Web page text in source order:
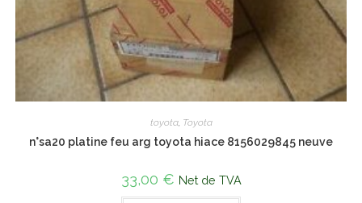
toyota, Toyota
n°sa20 platine feu arg toyota hiace 8156029845 neuve
33,00 € Net de TVA